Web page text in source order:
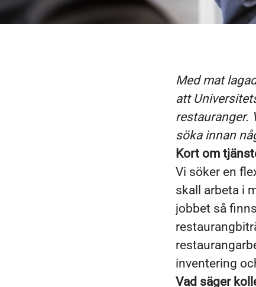
Med mat
att
restauranger.
söka innan
Kort om
Vi söker en
skall arbeta i
jobbet så
inventering
Vad säger